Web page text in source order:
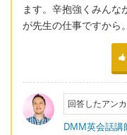
ます。辛抱強くみん
が先生の仕事ですから。
回答したアン
DMM英会話講